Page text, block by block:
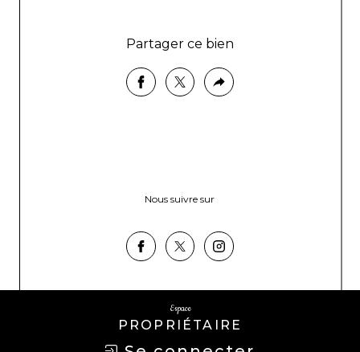
Partager ce bien
Nous suivre sur
Espace
PROPRIÉTAIRE